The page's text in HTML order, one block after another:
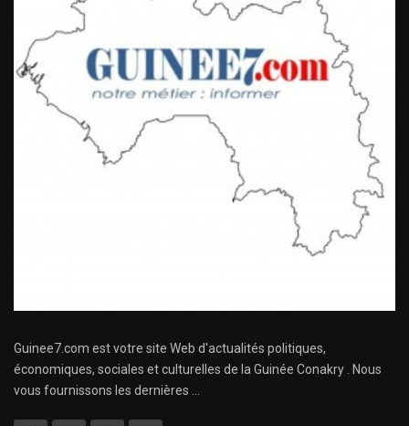
Guinee7.com est votre site Web d'actualités politiques,
économiques, sociales et culturelles de la Guinée Conakry . Nous
vous fournissons les dernières ...